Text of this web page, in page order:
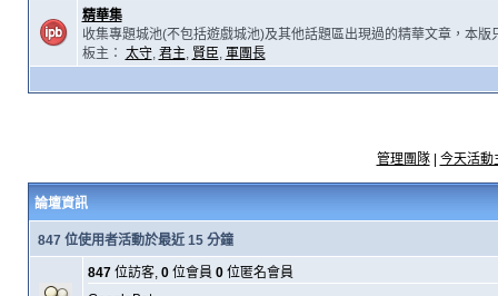
精華集
收集專題城池(不包括遊戲城池)及其他話題區出現過的精華文章，本版
板主： 太守, 君主, 賢臣, 軍團長
管理團隊| 今天活動
論壇資訊
847 位使用者活動於最近 15 分鐘
847位訪客, 0位會員 0位匿名會員